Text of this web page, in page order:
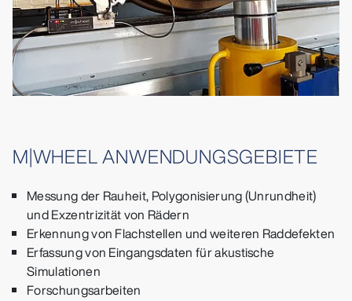
M|WHEEL ANWENDUNGSGEBIETE
Messung der Rauheit, Polygonisierung (Unrundheit)
und Exzentrizität von Rädern
Erkennung von Flachstellen und weiteren Raddefekten
Erfassung von Eingangsdaten für akustische
Simulationen
Forschungsarbeiten